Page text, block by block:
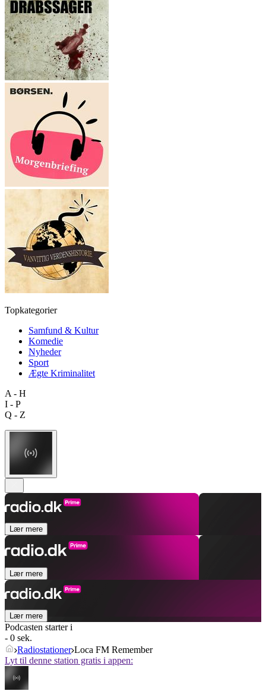
Topkategorier
Samfund & Kultur
Komedie
Nyheder
Sport
Ægte Kriminalitet
A - H
I - P
Q - Z
Lær mere
Lær mere
Lær mere
Podcasten starter i
- 0 sek.
Radiostationer Loca FM Remember
Lyt til denne station gratis i appen: